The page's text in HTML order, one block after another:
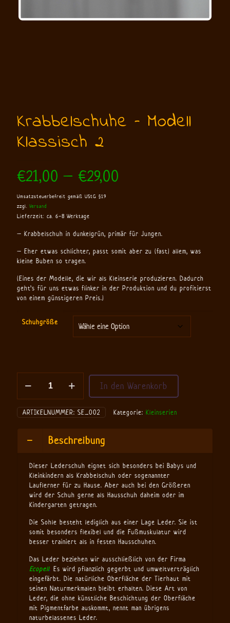
Krabbelschuhe – Modell
Klassisch 2
€21,00 – €29,00
Umsatzsteuerbefreit gemäß UStG §19
zzgl. Versand
Lieferzeit: ca. 6-8 Werktage
– Krabbelschuh in dunkelgrün, primär für Jungen.
– Eher etwas schlichter, passt somit aber zu (fast) allem, was
kleine Buben so tragen.
(Eines der Modelle, die wir als Kleinserie produzieren. Dadurch
geht’s für uns etwas flinker in der Produktion und du profitierst
von einem günstigeren Preis.)
Schuhgröße
Klassisch
2
In den Warenkorb
ARTIKELNUMMER: SE_002 Kategorie: Kleinserien
Beschreibung
Dieser Lederschuh eignet sich besonders bei Babys und
Kleinkindern als Krabbelschuh oder sogenannter
Lauflerner für zu Hause. Aber auch bei den Größeren
wird der Schuh gerne als Hausschuh daheim oder im
Kindergarten getragen.
Die Sohle besteht lediglich aus einer Lage Leder. Sie ist
somit besonders flexibel und die Fußmuskulatur wird
besser trainiert als in festen Hausschuhen.
Das Leder beziehen wir ausschließlich von der Firma
Ecopell. Es wird pflanzlich gegerbt und umweltverträglich
eingefärbt. Die natürliche Oberfläche der Tierhaut mit
seinen Naturmerkmalen bleibt erhalten. Diese Art von
Leder, die ohne künstliche Beschichtung der Oberfläche
mit Pigmentfarbe auskommt, nennt man übrigens
naturbelassenes Leder.